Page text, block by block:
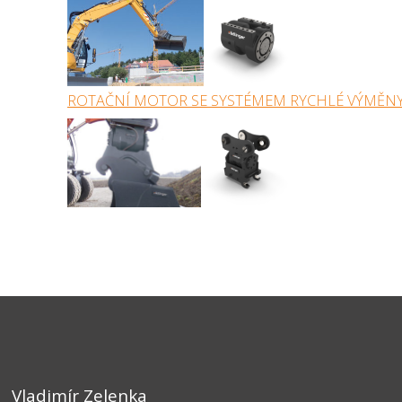
ROTAČNÍ MOTOR SE SYSTÉMEM RYCHLÉ
Vladimír Zelenka